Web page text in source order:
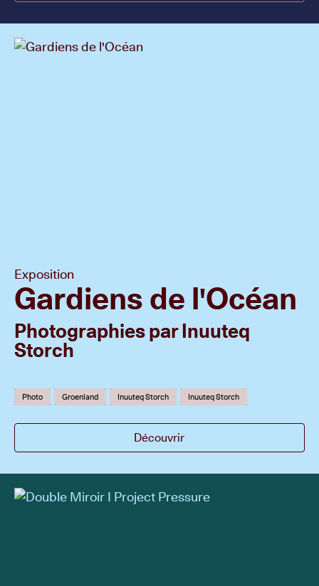
Exposition
Gardiens de l'Océan
Photographies par Inuuteq
Storch
Photo Groenland Inuuteq Storch Inuuteq Storch
Découvrir